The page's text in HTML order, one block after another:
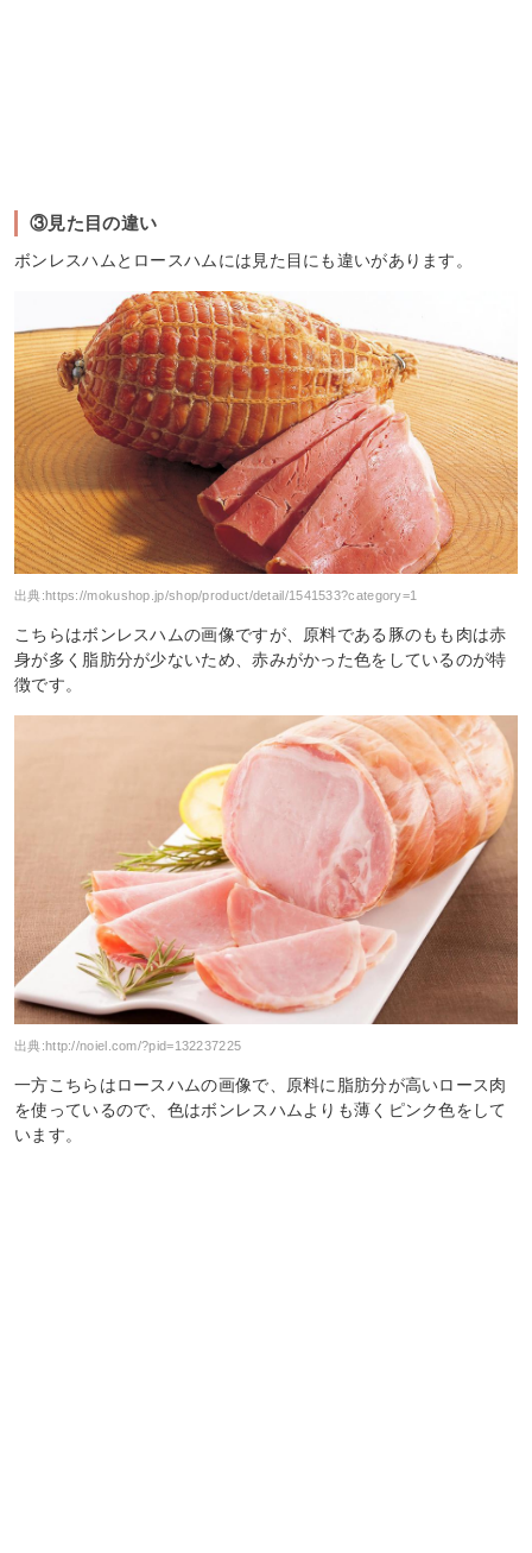
③見た目の違い
ボンレスハムとロースハムには見た目にも違いがあります。
出典: https://mokushop.jp/shop/product/detail/1541533?category=1
こちらはボンレスハムの画像ですが、原料である豚のもも肉は赤
身が多く脂肪分が少ないため、赤みがかった色をしているのが特
徴です。
出典:http://noiel.com/?pid=132237225
一方こちらはロースハムの画像で、原料に脂肪分が高いロース肉
を使っているので、色はボンレスハムよりも薄くピンク色をして
います。